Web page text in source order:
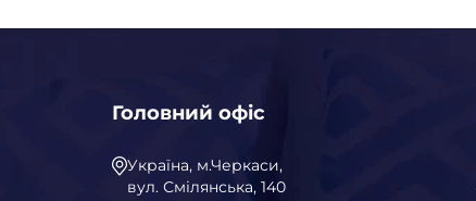
Головний офіс
Україна, м.Черкаси,
вул. Смілянська, 140